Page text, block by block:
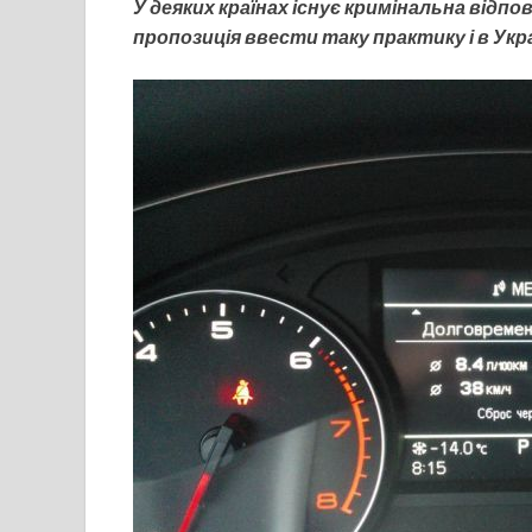
У деяких країнах існує кримінальна
пропозиція ввести таку практику і в